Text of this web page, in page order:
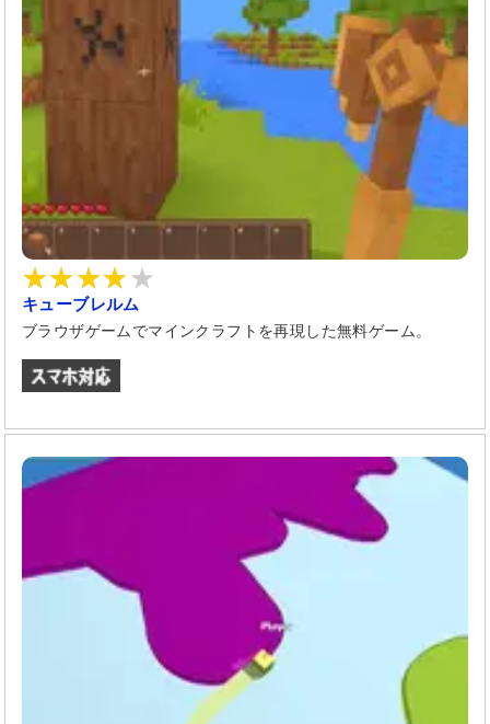
キューブレルム
ブラウザゲームでマインクラフトを再現した無料ゲーム。